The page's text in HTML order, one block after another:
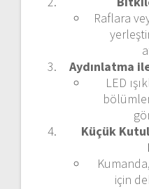
Raflara
Aydınlatma
LED
Küçük
için